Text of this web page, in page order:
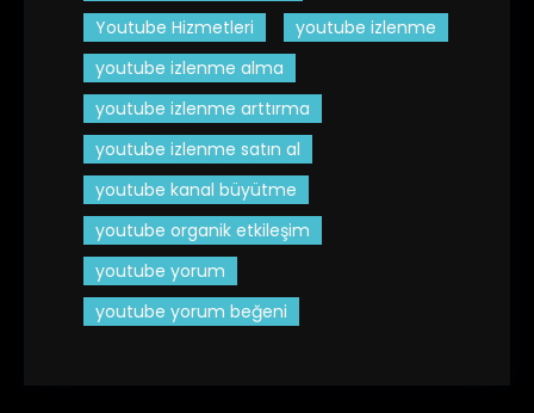
Youtube Hizmetleri
youtube izlenme
youtube izlenme alma
youtube izlenme arttırma
youtube izlenme satın al
youtube kanal büyütme
youtube organik etkileşim
youtube yorum
youtube yorum beğeni